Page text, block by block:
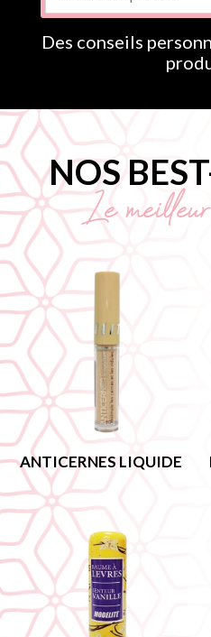
Des conseils
NOS
Le
ANTICERNES LIQUIDE